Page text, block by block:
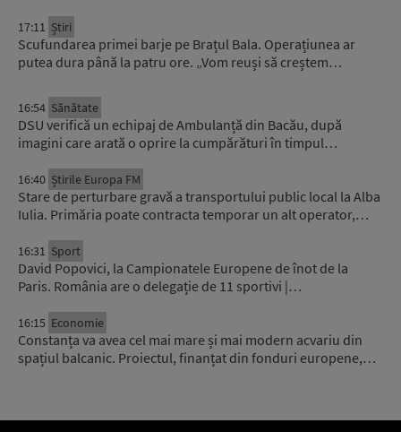
17:11 Știri
Scufundarea primei barje pe Brațul Bala. Operațiunea ar
putea dura până la patru ore. „Vom reuși să creștem…
16:54 Sănătate
DSU verifică un echipaj de Ambulanță din Bacău, după
imagini care arată o oprire la cumpărături în timpul…
16:40 Știrile Europa FM
Stare de perturbare gravă a transportului public local la Alba
Iulia. Primăria poate contracta temporar un alt operator,…
16:31 Sport
David Popovici, la Campionatele Europene de înot de la
Paris. România are o delegație de 11 sportivi |…
16:15 Economie
Constanța va avea cel mai mare și mai modern acvariu din
spațiul balcanic. Proiectul, finanțat din fonduri europene,…